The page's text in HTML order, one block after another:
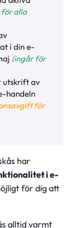
alla
i din e-
(ingår för
utskrift av
handeln
för
har
i e-
för dig att
alltid varmt